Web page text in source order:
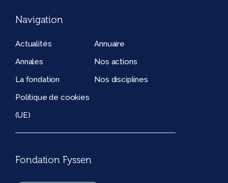
Navigation
Actualités
Annuaire
Annales
Nos actions
La fondation
Nos disciplines
Politique de cookies
(UE)
Fondation Fyssen